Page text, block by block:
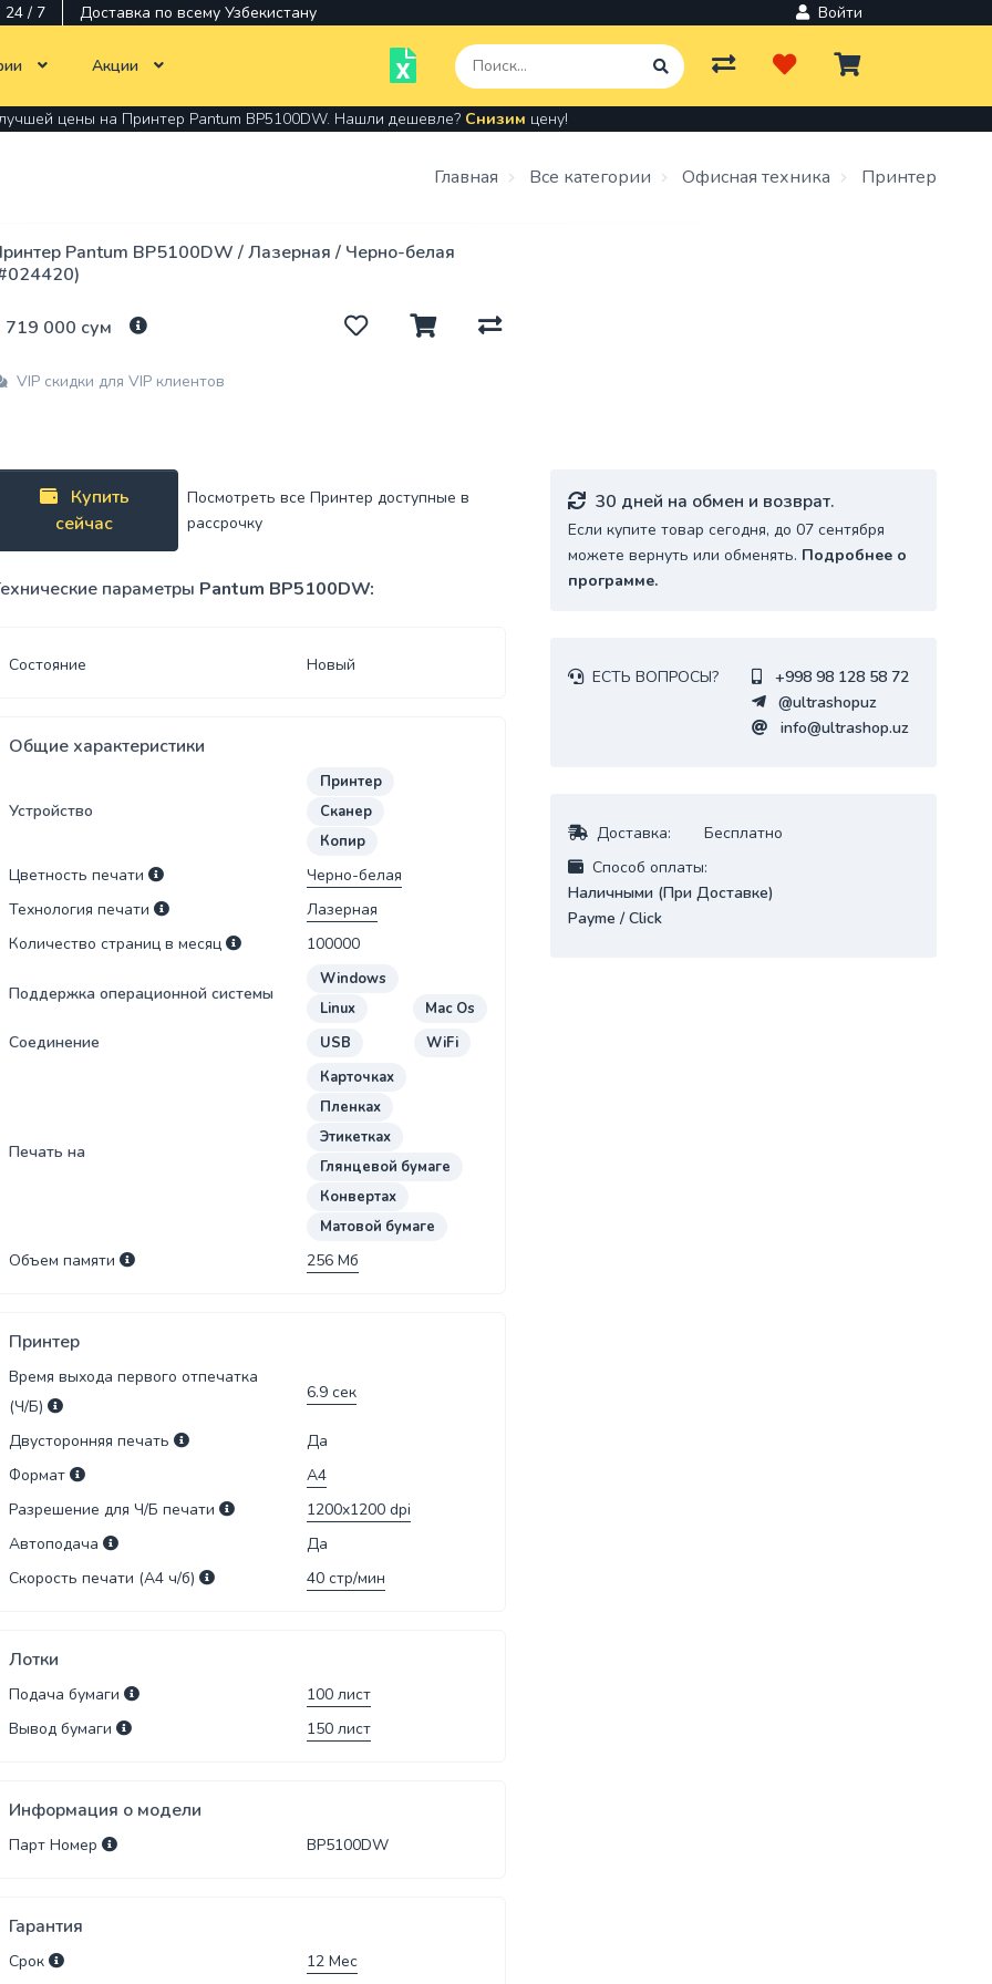
24 / 7 Доставка по всему Узбекистану Войти
Компьютерная техника Моноблоки
Тонер для принтеров и
устройство
печатающие головки
Мониторы Мониторы
обеспечение
Аксессуары
Спреи
Кабеля
Переходники
Акции
Тотальная распродажа
цены на Принтер Pantum BP5100DW. Нашли дешевле? Снизим цену!
Главная Все категории Офисная техника Принтер
Pantum BP5100DW / Лазерная / Черно-белая
719 000 сум
VIP скидки для VIP клиентов
Купить
сейчас
Посмотреть все Принтер доступные в
рассрочку
параметры Pantum BP5100DW:
Состояние Новый
Общие характеристики
Устройство
Принтер
Сканер
Копир
Цветность печати
Черно-белая
Технология печати
Лазерная
Количество страниц в месяц
100000
Поддержка операционной системы
Windows
Linux
Mac Os
Соединение USB WiFi
Печать на
Карточках
Пленках
Этикетках
Глянцевой бумаге
Конвертах
Матовой бумаге
Объем памяти 256 Мб
Принтер
Время выхода первого отпечатка
(Ч/Б)
6.9 сек
Двусторонняя печать
Да
Формат
А4
Разрешение для Ч/Б печати
1200x1200 dpi
Автоподача
Да
Скорость печати (А4 ч/б)
40 стр/мин
Лотки
Подача бумаги 100 лист
Вывод бумаги
150 лист
Информация о модели
Парт Номер BP5100DW
Гарантия
Срок 12 Мес
30 дней на обмен и возврат.
Если купите товар сегодня, до 07 сентября
можете вернуть или обменять. Подробнее о
программе.
ЕСТЬ ВОПРОСЫ?
+998 98 128 58 72
@ultrashopuz
info@ultrashop.uz
Доставка:
Бесплатно
Cпособ оплаты:
Наличными (При Доставке)
Payme / Click